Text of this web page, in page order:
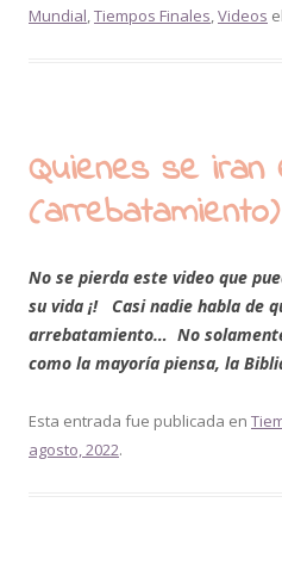
Mundial,Tiempos Finales,Videos el
Quienes se iran
(arrebatamiento)
No se pierda este video que
su vida ¡! Casi nadie habla de
arrebatamiento… No
como la mayoría piensa, la
Esta entrada fue publicada en
agosto, 2022.